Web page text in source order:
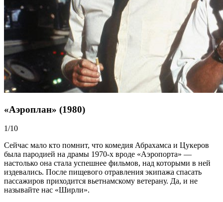
«Аэроплан» (1980)
1/10
Сейчас мало кто помнит, что комедия Абрахамса и Цукеров
была пародией на драмы 1970-х вроде «Аэропорта» —
настолько она стала успешнее фильмов, над которыми в ней
издевались. После пищевого отравления экипажа спасать
пассажиров приходится вьетнамскому ветерану. Да, и не
называйте нас «Ширли».